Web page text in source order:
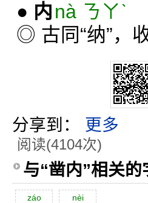
● 内nà ㄋㄚˋ
◎ 古同“纳”，
分享到： 更多
阅读(4104次)
与“凿内”相关的
záo nèi